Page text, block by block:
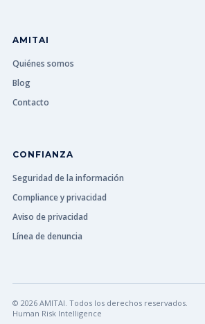
AMITAI
Quiénes somos
Blog
Contacto
CONFIANZA
Seguridad de la información
Compliance y privacidad
Aviso de privacidad
Línea de denuncia
© 2026 AMITAI. Todos los derechos reservados.
Human Risk Intelligence